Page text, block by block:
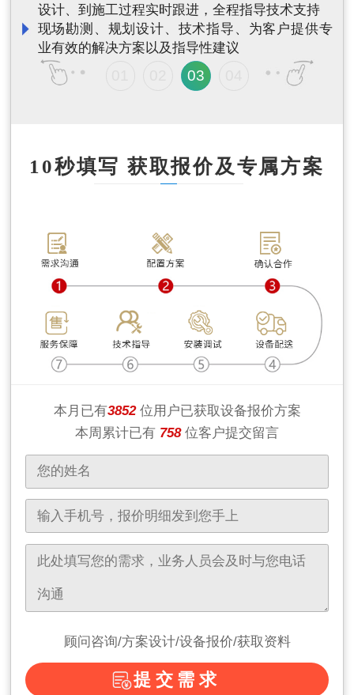
设计、到施工过程实时跟进，全程指导技术支持
现场勘测、规划设计、技术指导、为客户提供专
业有效的解决方案以及指导性建议
03
10秒填写 获取报价及专属方案
本月已有3852位用户已获取设备报价方案
本周累计已有 758位客户提交留言
顾问咨询/方案设计/设备报价/获取资料
提交需求